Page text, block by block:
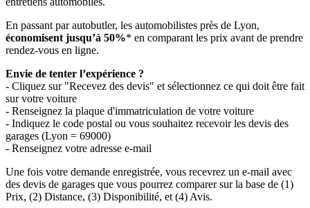
En passant par autobutler, les automobilistes près de Lyon,
économisent jusqu’à 50%* en comparant les prix avant de prendre
rendez-vous en ligne.
Envie de tenter l’expérience ?
- Cliquez sur "Recevez des devis" et sélectionnez ce qui doit être fait
sur votre voiture
- Renseignez la plaque d'immatriculation de votre voiture
- Indiquez le code postal ou vous souhaitez recevoir les devis des
garages (Lyon = 69000)
- Renseignez votre adresse e-mail
Une fois votre demande enregistrée, vous recevrez un e-mail avec
des devis de garages que vous pourrez comparer sur la base de (1)
Prix, (2) Distance, (3) Disponibilité, et (4) Avis.